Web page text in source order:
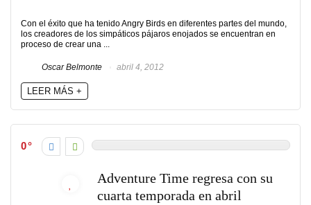
Con el éxito que ha tenido Angry Birds en diferentes partes del mundo,
los creadores de los simpáticos pájaros enojados se encuentran en
proceso de crear una ...
Oscar Belmonte abril 4, 2012
LEER MÁS +
0
Adventure Time regresa con su
cuarta temporada en abril